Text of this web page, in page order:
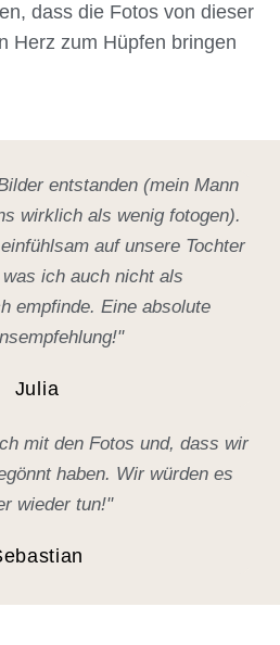
dass die Fotos von dieser
Herz zum Hüpfen bringen
entstanden (mein Mann
wirklich als wenig fotogen).
auf unsere Tochter
ich auch nicht als
empfinde. Eine absolute
Julia
mit den Fotos und, dass wir
haben. Wir würden es
wieder tun!"